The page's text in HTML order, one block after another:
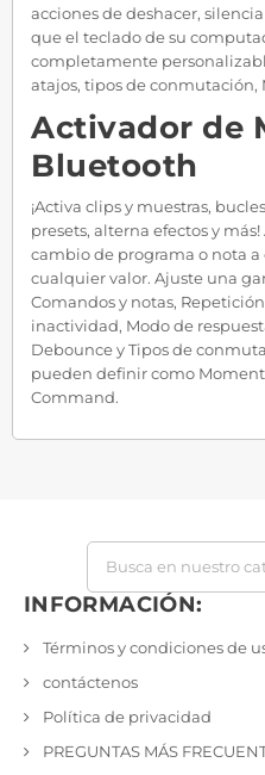
acciones de deshacer,
que el teclado de su
completamente
atajos, tipos de conmutación,
Activador de
Bluetooth
¡Activa clips y muestras,
presets, alterna efectos y
cambio de programa o nota
cualquier valor. Ajuste una
Comandos y notas,
inactividad, Modo de
Debounce y Tipos de
pueden definir como
Command.
INFORMACIÓN:
Términos y condiciones de
contáctenos
Política de privacidad
PREGUNTAS MÁS